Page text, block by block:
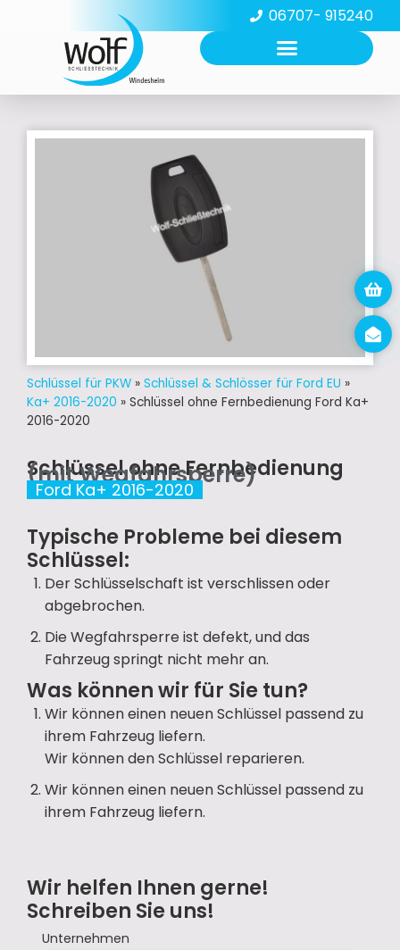
06707- 915240
Schlüssel für PKW » Schlüssel & Schlösser für Ford EU »
Ka+ 2016-2020 » Schlüssel ohne Fernbedienung Ford Ka+
2016-2020
Schlüssel ohne Fernbedienung
(mit Wegfahrsperre)
Ford Ka+ 2016-2020
Typische Probleme bei diesem
Schlüssel:
Der Schlüsselschaft ist verschlissen oder
abgebrochen.
Die Wegfahrsperre ist defekt, und das
Fahrzeug springt nicht mehr an.
Was können wir für Sie tun?
Wir können einen neuen Schlüssel passend zu
ihrem Fahrzeug liefern.
Wir können den Schlüssel reparieren.
Wir können einen neuen Schlüssel passend zu
ihrem Fahrzeug liefern.
Wir helfen Ihnen gerne!
Schreiben Sie uns!
Unternehmen